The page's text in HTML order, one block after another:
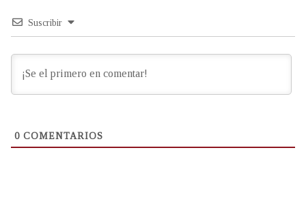
Suscribir
0 COMENTARIOS